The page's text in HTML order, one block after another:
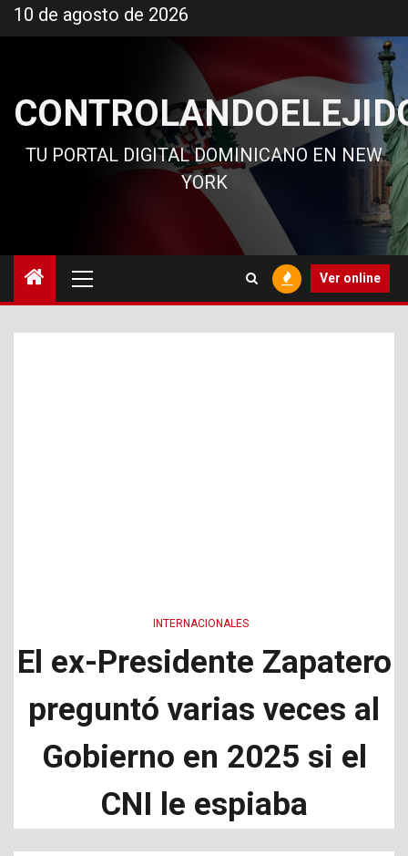
al
10 de agosto de 2026
TU PORTAL DIGITAL DOMINICANO EN NEW
YORK
principal
Ver online
INTERNACIONALES
El ex-Presidente Zapatero
preguntó varias veces al
Gobierno en 2025 si el
CNI le espiaba